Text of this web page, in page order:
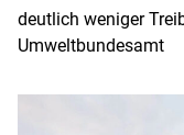
deutlich weniger
Umweltbundesamt